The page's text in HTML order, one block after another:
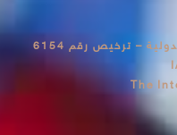
– ترخيص رقم 6154
The